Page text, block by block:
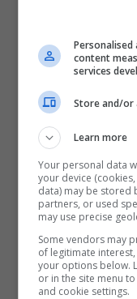
content
services
Store and/or
Learn more
Your personal data
your device
data) may be stored
partners, or used
may use precise
Some vendors may
of legitimate
your options below.
or in the site menu
and cookie settings.